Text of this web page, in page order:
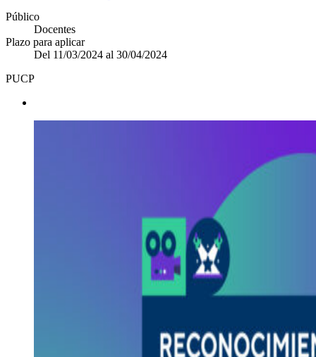
Público
Docentes
Plazo para aplicar
Del 11/03/2024 al 30/04/2024
PUCP